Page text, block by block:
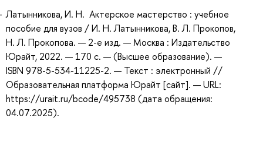
Латынникова, И. Н. Актерское мастерство : учебное
пособие для вузов / И. Н. Латынникова, В. Л. Прокопов,
Н. Л. Прокопова. — 2-е изд. — Москва : Издательство
Юрайт, 2022. — 170 с. — (Высшее образование). —
ISBN 978-5-534-11225-2. — Текст : электронный //
Образовательная платформа Юрайт [сайт]. — URL:
https://urait.ru/bcode/495738 (дата обращения:
04.07.2025).